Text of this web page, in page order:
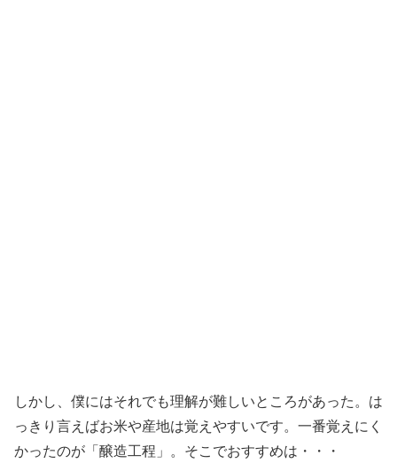
しかし、僕にはそれでも理解が難しいところがあった。は
っきり言えばお米や産地は覚えやすいです。一番覚えにく
かったのが「醸造工程」。そこでおすすめは・・・